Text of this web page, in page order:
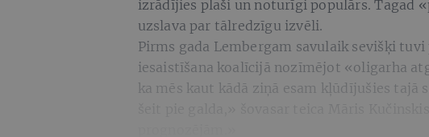
izrādījies plaši un noturīgi populārs. Tagad
uzslava par tālredzīgu izvēli.
Pirms gada Lembergam savulaik sevišķi
iesaistīšana koalīcijā nozīmējot «oligarha
ka mēs kaut kādā ziņā esam kļūdījušies tajā